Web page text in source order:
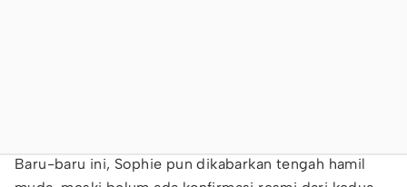
Baru-baru ini, Sophie pun dikabarkan tengah hamil